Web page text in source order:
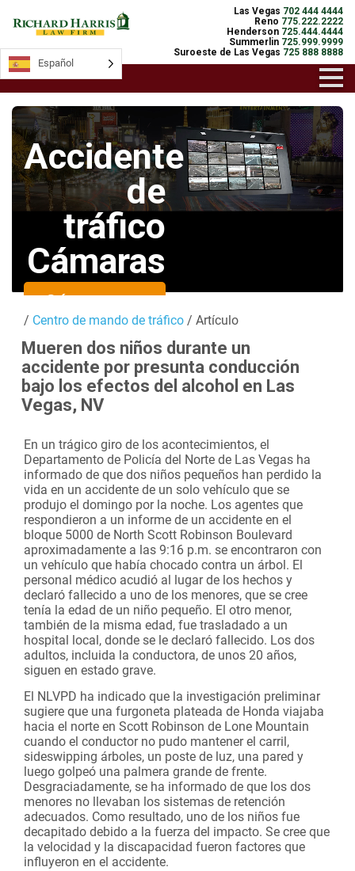
Las Vegas 702 444 4444
Reno 775.222.2222
Henderson 725.444.4444
Summerlin 725.999.9999
Suroeste de Las Vegas 725 888 8888
Accidente
de
tráfico
Cámaras
Cámaras en
directo
/ Centro de mando de tráfico / Artículo
Mueren dos niños durante un
accidente por presunta conducción
bajo los efectos del alcohol en Las
Vegas, NV
En un trágico giro de los acontecimientos, el
Departamento de Policía del Norte de Las Vegas ha
informado de que dos niños pequeños han perdido la
vida en un accidente de un solo vehículo que se
produjo el domingo por la noche. Los agentes que
respondieron a un informe de un accidente en el
bloque 5000 de North Scott Robinson Boulevard
aproximadamente a las 9:16 p.m. se encontraron con
un vehículo que había chocado contra un árbol. El
personal médico acudió al lugar de los hechos y
declaró fallecido a uno de los menores, que se cree
tenía la edad de un niño pequeño. El otro menor,
también de la misma edad, fue trasladado a un
hospital local, donde se le declaró fallecido. Los dos
adultos, incluida la conductora, de unos 20 años,
siguen en estado grave.
El NLVPD ha indicado que la investigación preliminar
sugiere que una furgoneta plateada de Honda viajaba
hacia el norte en Scott Robinson de Lone Mountain
cuando el conductor no pudo mantener el carril,
sideswipping árboles, un poste de luz, una pared y
luego golpeó una palmera grande de frente.
Desgraciadamente, se ha informado de que los dos
menores no llevaban los sistemas de retención
adecuados. Como resultado, uno de los niños fue
decapitado debido a la fuerza del impacto. Se cree que
la velocidad y la discapacidad fueron factores que
influyeron en el accidente.
Español
Español